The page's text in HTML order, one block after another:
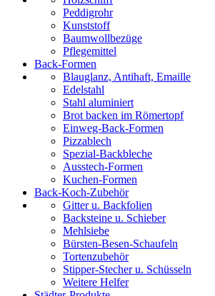
Peddigrohr
Kunststoff
Baumwollbezüge
Pflegemittel
Back-Formen
Blauglanz, Antihaft, Emaille
Edelstahl
Stahl aluminiert
Brot backen im Römertopf
Einweg-Back-Formen
Pizzablech
Spezial-Backbleche
Ausstech-Formen
Kuchen-Formen
Back-Koch-Zubehör
Gitter u. Backfolien
Backsteine u. Schieber
Mehlsiebe
Bürsten-Besen-Schaufeln
Tortenzubehör
Stipper-Stecher u. Schüsseln
Weitere Helfer